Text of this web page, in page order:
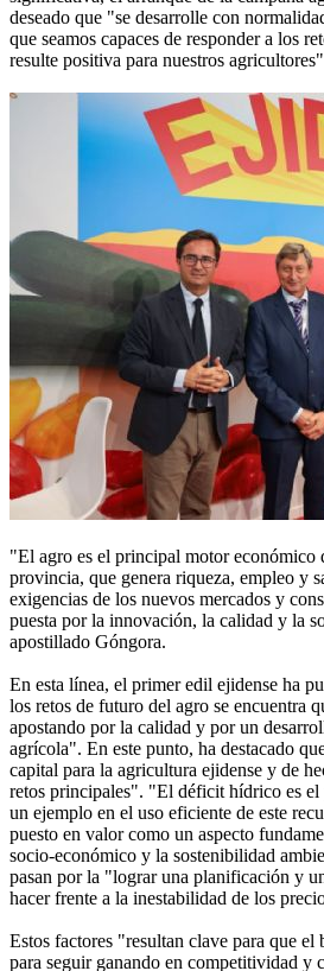
deseado que "se desarrolle con
que seamos capaces de responder a los
resulte positiva para nuestros
"El agro es el principal motor económico
provincia, que genera riqueza, empleo y
exigencias de los nuevos mercados y
puesta por la innovación, la calidad y la
apostillado Góngora.
En esta línea, el primer edil ejidense ha
los retos de futuro del agro se encuentra
apostando por la calidad y por un
agrícola". En este punto, ha destacado
capital para la agricultura ejidense y de
retos principales". "El déficit hídrico es
un ejemplo en el uso eficiente de este
puesto en valor como un aspecto
socio-económico y la sostenibilidad
pasan por la "lograr una planificación y
hacer frente a la inestabilidad de los
Estos factores "resultan clave para que el
para seguir ganando en competitividad y